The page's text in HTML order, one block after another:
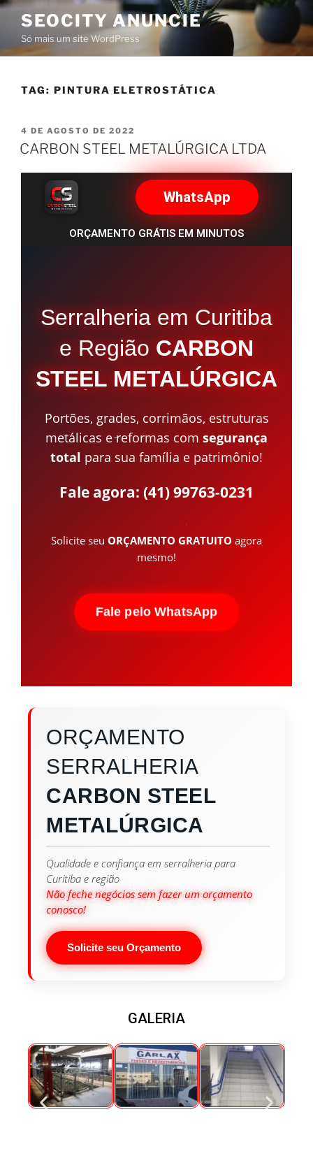
SEOCITY ANUNCIE
Só mais um site WordPress
TAG: PINTURA ELETROSTÁTICA
4 DE AGOSTO DE 2022
CARBON STEEL METALÚRGICA LTDA
WhatsApp
ORÇAMENTO GRÁTIS EM MINUTOS
Serralheria em Curitiba
e Região CARBON
STEEL METALÚRGICA
Portões, grades, corrimãos, estruturas
metálicas e reformas com segurança
total para sua família e patrimônio!
Fale agora: (41) 99763-0231
Solicite seu ORÇAMENTO GRATUITO agora
mesmo!
Fale pelo WhatsApp
ORÇAMENTO
SERRALHERIA
CARBON STEEL
METALÚRGICA
Qualidade e confiança em serralheria para
Curitiba e região
Não feche negócios sem fazer um orçamento
conosco!
Solicite seu Orçamento
GALERIA